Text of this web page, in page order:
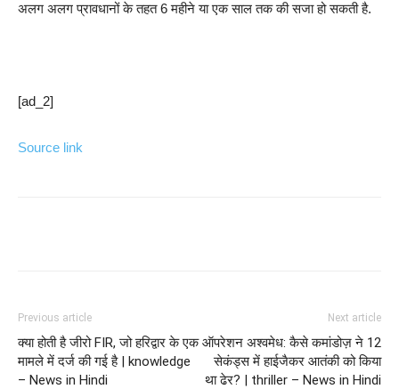
अलग अलग प्रावधानों के तहत 6 महीने या एक साल तक की सजा हो सकती है.
[ad_2]
Source link
Previous article
क्या होती है जीरो FIR, जो हरिद्वार के एक
मामले में दर्ज की गई है | knowledge
– News in Hindi
Next article
ऑपरेशन अश्वमेध: कैसे कमांडोज़ ने 12
सेकंड्स में हाईजैकर आतंकी को किया
था ढेर? | thriller – News in Hindi